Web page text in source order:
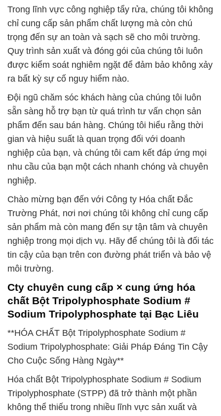
Trong lĩnh vực công nghiệp tẩy rửa, chúng tôi không
chỉ cung cấp sản phẩm chất lượng mà còn chú
trọng đến sự an toàn và sạch sẽ cho môi trường.
Quy trình sản xuất và đóng gói của chúng tôi luôn
được kiểm soát nghiêm ngặt để đảm bảo không xảy
ra bất kỳ sự cố nguy hiểm nào.
Đội ngũ chăm sóc khách hàng của chúng tôi luôn
sẵn sàng hỗ trợ bạn từ quá trình tư vấn chọn sản
phẩm đến sau bán hàng. Chúng tôi hiểu rằng thời
gian và hiệu suất là quan trọng đối với doanh
nghiệp của bạn, và chúng tôi cam kết đáp ứng mọi
nhu cầu của bạn một cách nhanh chóng và chuyên
nghiệp.
Chào mừng bạn đến với Công ty Hóa chất Đắc
Trường Phát, nơi nơi chúng tôi không chỉ cung cấp
sản phẩm mà còn mang đến sự tận tâm và chuyên
nghiệp trong mọi dịch vụ. Hãy để chúng tôi là đối tác
tin cậy của bạn trên con đường phát triển và bảo vệ
môi trường.
Cty chuyên cung cấp × cung ứng hóa
chất Bột Tripolyphosphate Sodium #
Sodium Tripolyphosphate tại Bạc Liêu
**HÓA CHẤT Bột Tripolyphosphate Sodium #
Sodium Tripolyphosphate: Giải Pháp Đáng Tin Cậy
Cho Cuộc Sống Hàng Ngày**
Hóa chất Bột Tripolyphosphate Sodium # Sodium
Tripolyphosphate (STPP) đã trở thành một phần
không thể thiếu trong nhiều lĩnh vực sản xuất và